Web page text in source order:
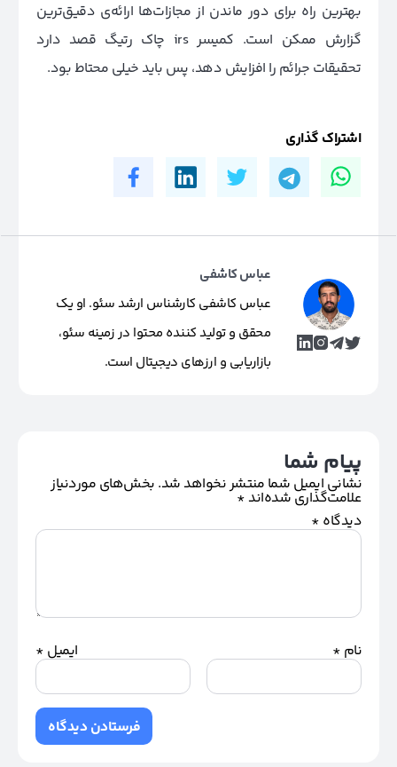
بهترین راه برای دور ماندن از مجازات‌ها ارائه‌ی دقیق‌ترین
گزارش ممکن است. کمیسر irs چاک رتیگ قصد دارد
تحقیقات جرائم را افزایش دهد، پس باید خیلی محتاط بود.
اشتراک گذاری
عباس کاشفی
عباس کاشفی کارشناس ارشد سئو. او یک
محقق و تولید کننده محتوا در زمینه سئو،
بازاریابی و ارزهای دیجیتال است.
پیام شما
نشانی ایمیل شما منتشر نخواهد شد. بخش‌های موردنیاز
علامت‌گذاری شده‌اند*
دیدگاه *
نام * ایمیل *